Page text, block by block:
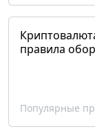
правила
Популярные